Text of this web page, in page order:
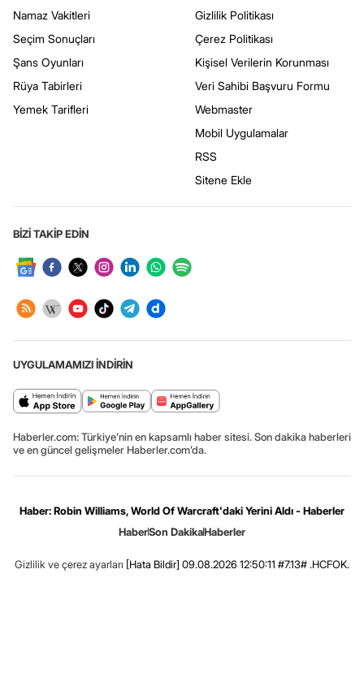
Namaz Vakitleri
Seçim Sonuçları
Şans Oyunları
Rüya Tabirleri
Yemek Tarifleri
Gizlilik Politikası
Çerez Politikası
Kişisel Verilerin Korunması
Veri Sahibi Başvuru Formu
Webmaster
Mobil Uygulamalar
RSS
Sitene Ekle
BİZİ TAKİP EDİN
UYGULAMAMIZI İNDİRİN
Haberler.com: Türkiye’nin en kapsamlı haber sitesi. Son dakika haberleri
ve en güncel gelişmeler Haberler.com’da.
Haber: Robin Williams, World Of Warcraft'daki Yerini Aldı - Haberler
HaberSon DakikaHaberler
Gizlilik ve çerez ayarları [Hata Bildir] 09.08.2026 12:50:11 #7.13# .HCFOK.